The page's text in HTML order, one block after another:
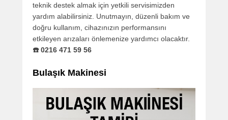
teknik destek almak için yetkili servisimizden
yardım alabilirsiniz. Unutmayın, düzenli bakım ve
doğru kullanım, cihazınızın performansını
etkileyen arızaları önlemenize yardımcı olacaktır.
☎️ 0216 471 59 56
Bulaşık Makinesi